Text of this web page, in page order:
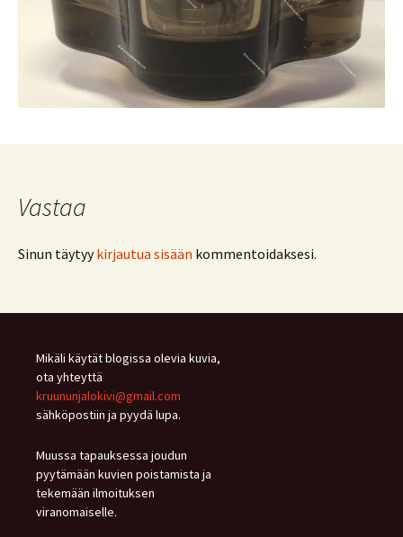
Vastaa
Sinun täytyykirjautua sisään kommentoidaksesi.
Mikäli käytät blogissa olevia kuvia,
ota yhteyttä
kruununjalokivi@gmail.com
sähköpostiin ja pyydä lupa.
Muussa tapauksessa joudun
pyytämään kuvien poistamista ja
tekemään ilmoituksen
viranomaiselle.